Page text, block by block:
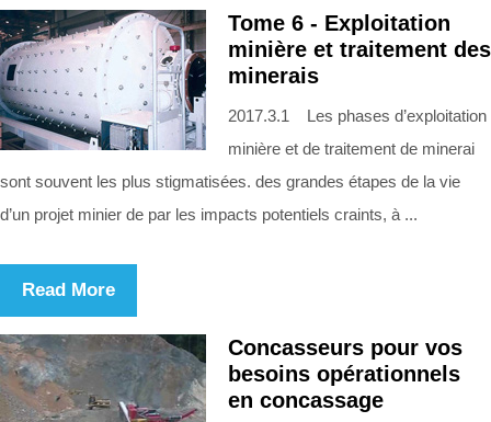
Tome 6 - Exploitation
minière et traitement des
minerais
2017.3.1 Les phases d’exploitation
minière et de traitement de minerai
sont souvent les plus stigmatisées. des grandes étapes de la vie
d’un projet minier de par les impacts potentiels craints, à ...
Read More
Concasseurs pour vos
besoins opérationnels
en concassage